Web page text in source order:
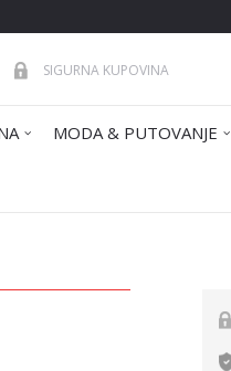
SIGURNA KUPOVINA
MODA & PUTOVANJE